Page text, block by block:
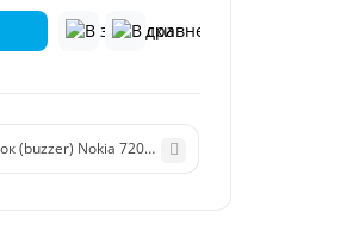
(buzzer) Nokia 720 в сборе